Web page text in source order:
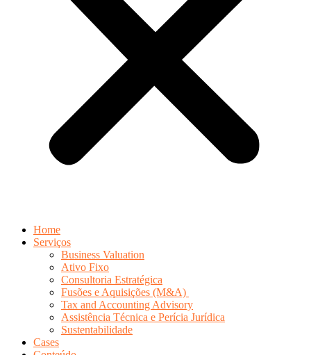
Home
Serviços
Business Valuation
Ativo Fixo
Consultoria Estratégica
Fusões e Aquisições (M&A)
Tax and Accounting Advisory
Assistência Técnica e Perícia Jurídica
Sustentabilidade
Cases